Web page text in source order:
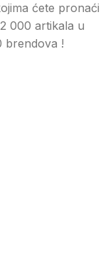
ćete pronaći
000 artikala u
brendova !